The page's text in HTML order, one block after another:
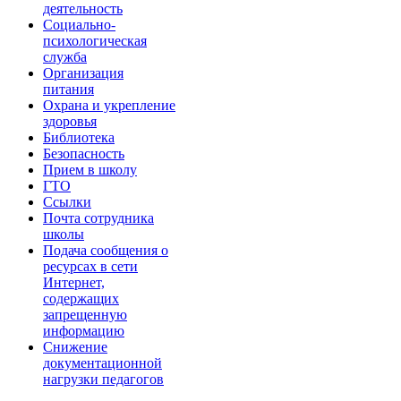
деятельность
Социально-
психологическая
служба
Организация
питания
Охрана и укрепление
здоровья
Библиотека
Безопасность
Прием в школу
ГТО
Ссылки
Почта сотрудника
школы
Подача сообщения о
ресурсах в сети
Интернет,
содержащих
запрещенную
информацию
Снижение
документационной
нагрузки педагогов